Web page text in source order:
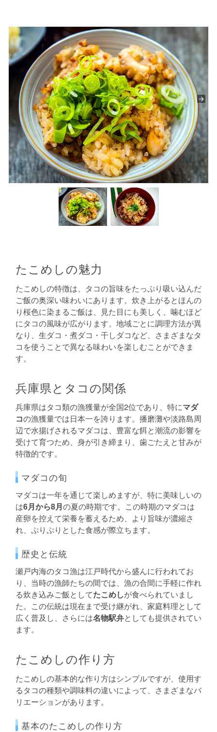
たこめしの魅力
たこめしの特徴は、タコの旨味をたっぷり吸い込んだ
ご飯の奥深い味わいにあります。炊き上がるとほんの
り桜色に染まるご飯は、見た目にも美しく、噛むほど
にタコの風味が広がります。地域ごとに調理方法が異
なり、生ダコ・煮ダコ・干しダコなど、さまざまなタ
コを使うことで異なる味わいを楽しむことができま
す。
兵庫県とタコの関係
兵庫県はタコ類の漁獲量が全国2位であり、特にマダ
コの漁獲量では日本一を誇ります。播磨灘や淡路島周
辺で水揚げされるマダコは、豊富な餌と潮流の影響を
受けて育つため、身が引き締まり、歯ごたえと甘みが
特徴的です。
マダコの旬
マダコは一年を通じて楽しめますが、特に美味しいの
は6月から8月の夏の時期です。この時期のマダコは
産卵を控えて栄養を蓄えるため、より旨味が濃縮さ
れ、ぷりぷりとした食感が際立ちます。
歴史と伝統
瀬戸内海のタコ漁は江戸時代から盛んに行われてお
り、当時の漁師たちの間では、漁の合間に手軽に作れ
る炊き込みご飯としてたこめしが食べられていまし
た。この伝統は現在まで受け継がれ、家庭料理として
広く普及し、さらには名物駅弁としても提供されてい
ます。
たこめしの作り方
たこめしの基本的な作り方はシンプルですが、使用す
るタコの種類や調味料の違いによって、さまざまなバ
リエーションがあります。
基本のたこめしの作り方